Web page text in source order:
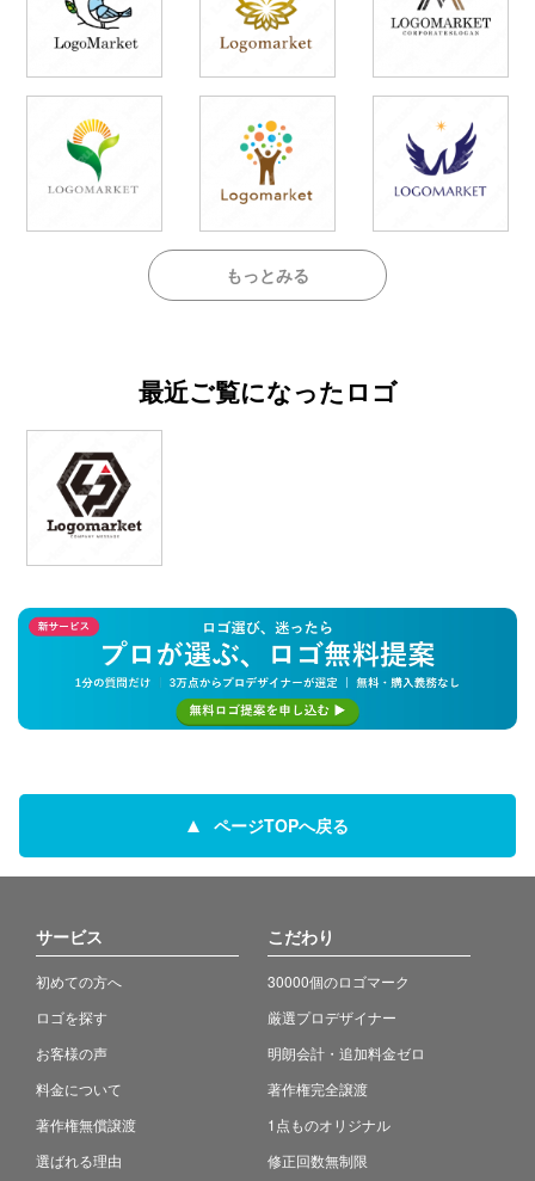
もっとみる
最近ご覧になったロゴ
ページTOPへ戻る
サービス
初めての方へ
ロゴを探す
お客様の声
料金について
著作権無償譲渡
選ばれる理由
こだわり
30000個のロゴマーク
厳選プロデザイナー
明朗会計・追加料金ゼロ
著作権完全譲渡
1点ものオリジナル
修正回数無制限